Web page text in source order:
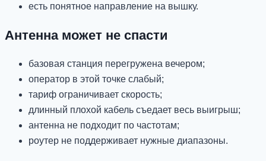
есть понятное направление на вышку.
Антенна может не спасти
базовая станция перегружена вечером;
оператор в этой точке слабый;
тариф ограничивает скорость;
длинный плохой кабель съедает весь выигрыш;
антенна не подходит по частотам;
роутер не поддерживает нужные диапазоны.